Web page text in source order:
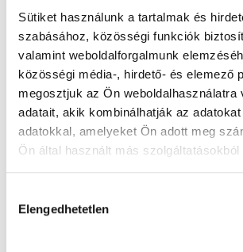
Sütiket használunk a tartalmak és
szabásához, közösségi funkciók
valamint weboldalforgalmunk
közösségi média-, hirdető- és elemező
megosztjuk az Ön weboldalhasználatra
adatait, akik kombinálhatják az
adatokkal, amelyeket Ön adott meg
Ön által használt más szolgáltatásokból
kiválasztása
Elengedhetetlen
A tartós hőhullám miatt bevezetett
takarékossági intézkedések
a Pécsi Köztemető
nyitvatartása: 2026. augusztus
hétfőtől szombatig 12 óráig várják
Tovább